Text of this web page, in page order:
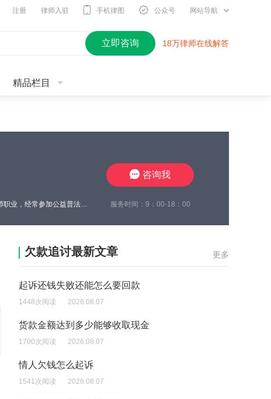
注册 律师入驻 手机律图 公众号 网站导航
立即咨询 18万律师在线解答
精品栏目
刘斌律师，中国共产党员，现任江苏景来律师事务所合伙人律师，2018年起从事律师职业，经常参加公益普法活动，代理的民事案件胜诉率高，为促进社会和谐稳定发挥了一名党员律师应有的作用。刘律师精于公司治理、建筑房地产、合同纠纷、家事传承等诉讼、非诉讼业务，办理案件注重解决问题、化解矛盾、定分止争、案结事了，根据案件情况娴熟运用调解策略，因调解结案率高，有效化解家事纠纷亲属间的矛盾，赢得了委托人的一致认可。 服务时间：9：00-18：00
咨询我
更多
欠款追讨最新文章
起诉还钱失败还能怎么要回款
1448次阅读 2026.08.07
货款金额达到多少能够收取现金
1700次阅读 2026.08.07
情人欠钱怎么起诉
1541次阅读 2026.08.07